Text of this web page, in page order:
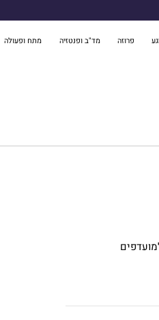
פרוזה מד"ב ופנטזיה מתח ופעולה